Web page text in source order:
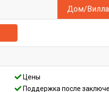
Дом/Вилла
Цены
Поддержка после